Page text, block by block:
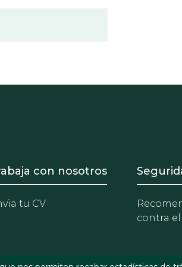
- Trabaja con
con nosotros
tu CV
contra el